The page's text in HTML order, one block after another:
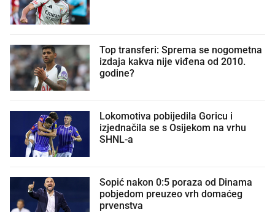
Top transferi: Sprema se nogometna
izdaja kakva nije viđena od 2010.
godine?
Lokomotiva pobijedila Goricu i
izjednačila se s Osijekom na vrhu
SHNL-a
Sopić nakon 0:5 poraza od Dinama
pobjedom preuzeo vrh domaćeg
prvenstva